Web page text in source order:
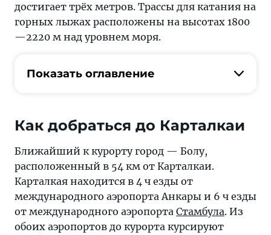
достигает трёх метров. Трассы для катания на
горных лыжах расположены на высотах 1800
—2220 м над уровнем моря.
Показать оглавление
Как добраться до Карталкаи
Ближайший к курорту город — Болу,
расположенный в 54 км от Карталкаи.
Карталкая находится в 4 ч езды от
международного аэропорта Анкары и 6 ч езды
от международного аэропорта Стамбула. Из
обоих аэропортов до курорта курсируют